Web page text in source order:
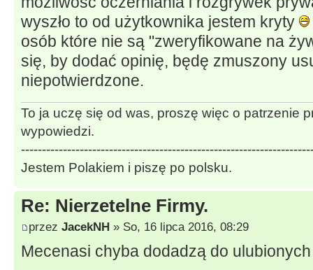
wyszło to od użytkownika jestem kryty
osób które nie są "zweryfikowane na
się, by dodać opinię, będę zmuszony
niepotwierdzone.
To ja uczę się od was, proszę więc o patrzenie
wypowiedzi.
Jestem Polakiem i piszę po polsku.
Re: Nierzetelne Firmy.
przez JacekNH » So, 16 lipca 2016, 08:29
Mecenasi chyba dodadzą do ulubionych